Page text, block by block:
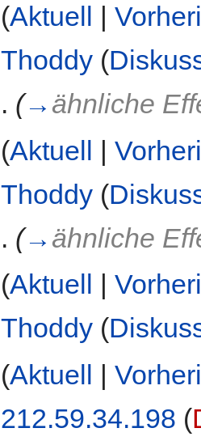
(Aktuell |
Thoddy (
. (→ ähnliche
(Aktuell |
Thoddy (
. (→ ähnliche
(Aktuell |
Thoddy (
(Aktuell |
212.59.34.198 (